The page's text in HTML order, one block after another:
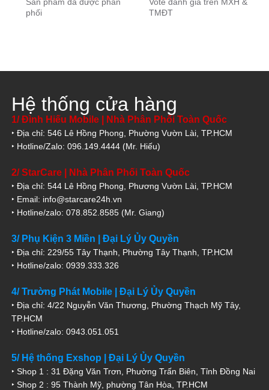
phối
TMĐT
Hệ thống cửa hàng
1/ Đình Hiếu Mobile | Nhà Phân Phối Toàn Quốc
‣ Địa chỉ: 546 Lê Hồng Phong, Phường Vườn Lài, TP.HCM
‣ Hotline/Zalo: 096.149.4444 (Mr. Hiếu)
2/ StarCare | Nhà Phân Phối Toàn Quốc
‣ Địa chỉ: 544 Lê Hồng Phong, Phương Vườn Lài, TP.HCM
‣ Email: info@starcare24h.vn
‣ Hotline/zalo: 078.852.8585 (Mr. Giang)
3/ Phụ Kiện 3 Miền | Đại Lý Ủy Quyền
‣ Địa chỉ: 229/55 Tây Thạnh, Phường Tây Thạnh, TP.HCM
‣ Hotline/zalo: 0939.333.326
4/ Trường Phát Mobile | Đại Lý Ủy Quyền
‣ Địa chỉ: 4/22 Nguyễn Văn Thương, Phường Thạch Mỹ Tây,
TP.HCM
‣ Hotline/zalo: 0943.051.051
5/ Hệ thống Exshop | Đại Lý Ủy Quyền
‣ Shop 1 : 31 Đặng Văn Trơn, Phường Trấn Biên, Tỉnh Đồng Nai
‣ Shop 2 : 95 Thành Mỹ, phường Tân Hòa, TP.HCM